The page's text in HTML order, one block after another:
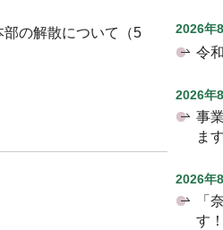
の解散について（5
2026年
令
2026年
事
ま
2026年
「
す！